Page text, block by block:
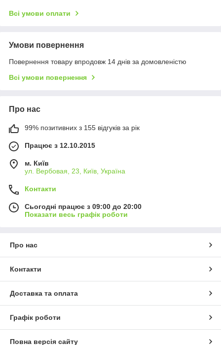
Всі умови оплати
Умови повернення
Повернення товару впродовж 14 днів за домовленістю
Всі умови повернення
Про нас
99% позитивних з 155 відгуків за рік
Працює з 12.10.2015
м. Київ
ул. Вербовая, 23, Київ, Україна
Контакти
Сьогодні працює з 09:00 до 20:00
Показати весь графік роботи
Про нас
Контакти
Доставка та оплата
Графік роботи
Повна версія сайту